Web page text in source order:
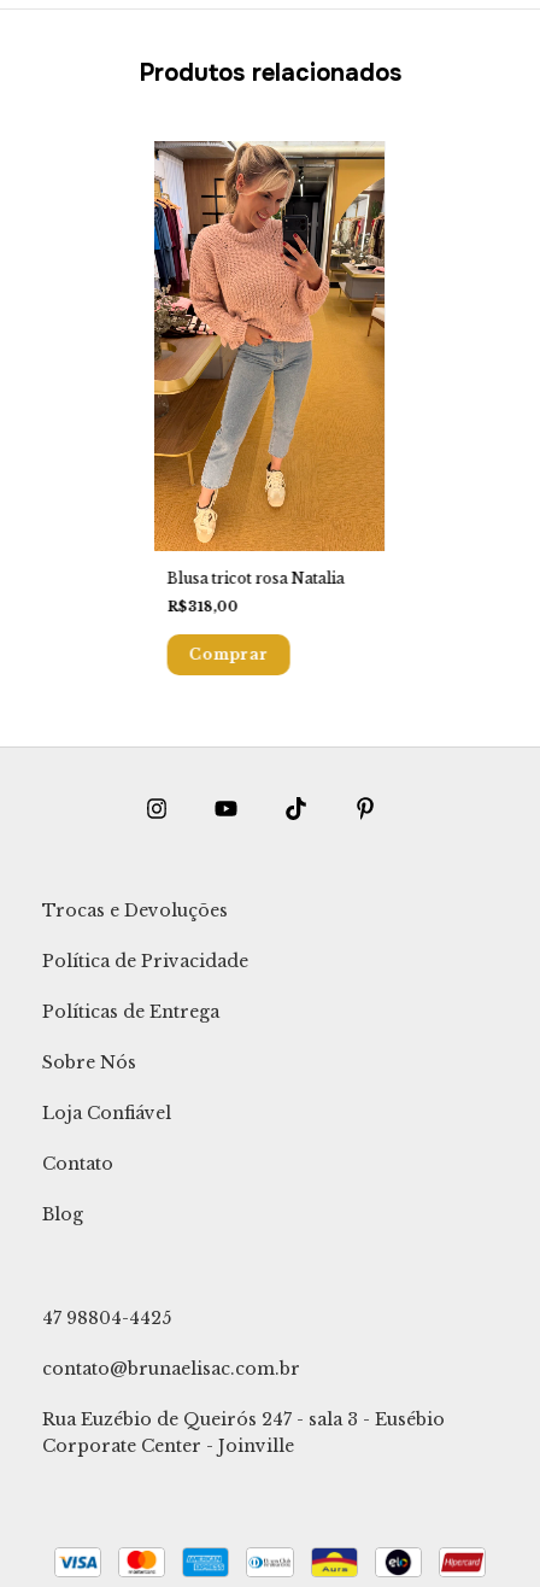
Produtos relacionados
Blusa tricot rosa Natalia
R$318,00
Trocas e Devoluções
Política de Privacidade
Políticas de Entrega
Sobre Nós
Loja Confiável
Contato
Blog
47 98804-4425
contato@brunaelisac.com.br
Rua Euzébio de Queirós 247 - sala 3 - Eusébio
Corporate Center - Joinville